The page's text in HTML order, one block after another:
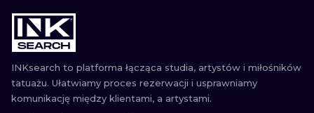
INKsearch to platforma łącząca studia, artystów i miłośników
tatuażu. Ułatwiamy proces rezerwacji i usprawniamy
komunikację między klientami, a artystami.